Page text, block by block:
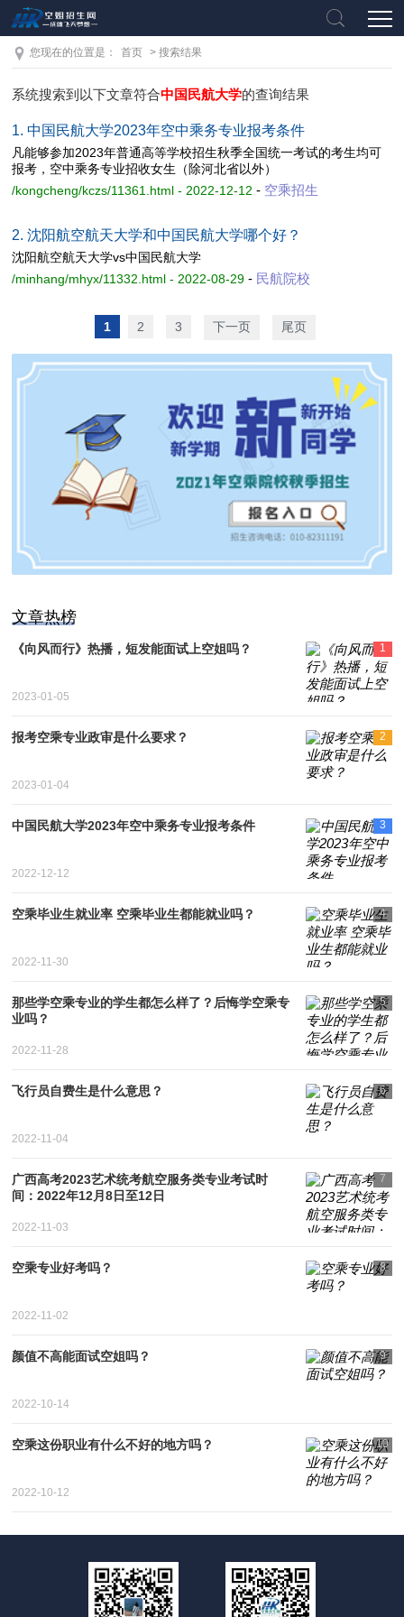
您现在的位置是： 首页 > 搜索结果
系统搜索到以下文章符合中国民航大学的查询结果
1. 中国民航大学2023年空中乘务专业报考条件
凡能够参加2023年普通高等学校招生秋季全国统一考试的考生均可
报考，空中乘务专业招收女生（除河北省以外）
/kongcheng/kczs/11361.html - 2022-12-12 - 空乘招生
2. 沈阳航空航天大学和中国民航大学哪个好？
沈阳航空航天大学vs中国民航大学
/minhang/mhyx/11332.html - 2022-08-29 - 民航院校
1 2 3 下一页 尾页
文章热榜
1
《向风而行》热播，短发能面试上空姐吗？
2023-01-05
2
报考空乘专业政审是什么要求？
2023-01-04
3
中国民航大学2023年空中乘务专业报考条件
2022-12-12
4
空乘毕业生就业率 空乘毕业生都能就业吗？
2022-11-30
5
那些学空乘专业的学生都怎么样了？后悔学空乘专
业吗？
2022-11-28
6
飞行员自费生是什么意思？
2022-11-04
7
广西高考2023艺术统考航空服务类专业考试时
间：2022年12月8日至12日
2022-11-03
8
空乘专业好考吗？
2022-11-02
9
颜值不高能面试空姐吗？
2022-10-14
10
空乘这份职业有什么不好的地方吗？
2022-10-12